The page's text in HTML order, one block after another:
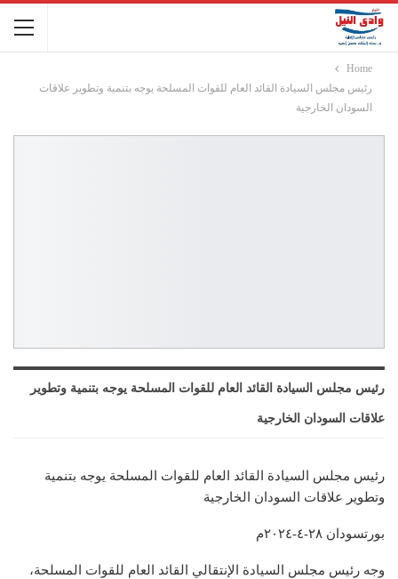
Home
رئيس مجلس السيادة القائد العام للقوات المسلحة يوجه بتنمية وتطوير علاقات
السودان الخارجية
رئيس مجلس السيادة القائد العام للقوات المسلحة يوجه بتنمية وتطوير
علاقات السودان الخارجية
رئيس مجلس السيادة القائد العام للقوات المسلحة يوجه بتنمية
وتطوير علاقات السودان الخارجية
بورتسودان ٢٨-٤-٢٠٢٤م
وجه رئيس مجلس السيادة الإنتقالي القائد العام للقوات المسلحة،